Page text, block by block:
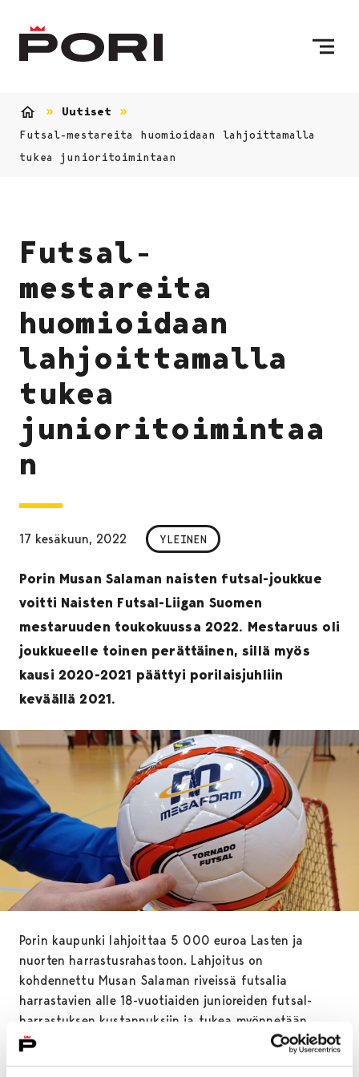
Uutiset
Futsal-mestareita huomioidaan lahjoittamalla
tukea junioritoimintaan
Futsal-
mestareita
huomioidaan
lahjoittamalla
tukea
junioritoimintaa
n
17 kesäkuun, 2022 YLEINEN
Porin Musan Salaman naisten futsal-joukkue
voitti Naisten Futsal-Liigan Suomen
mestaruuden toukokuussa 2022. Mestaruus oli
joukkueelle toinen perättäinen, sillä myös
kausi 2020-2021 päättyi porilaisjuhliin
keväällä 2021.
Porin kaupunki lahjoittaa 5 000 euroa Lasten ja
nuorten harrastusrahastoon. Lahjoitus on
kohdennettu Musan Salaman riveissä futsalia
harrastavien alle 18-vuotiaiden junioreiden futsal-
harrastuksen kustannuksiin ja tukea myönnetään
erillisestä hakemuksesta harrastusmaksuihin ja